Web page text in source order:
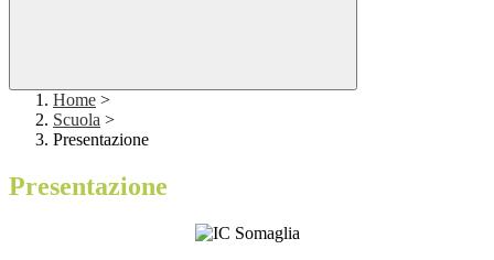
Home >
Scuola >
Presentazione
Presentazione